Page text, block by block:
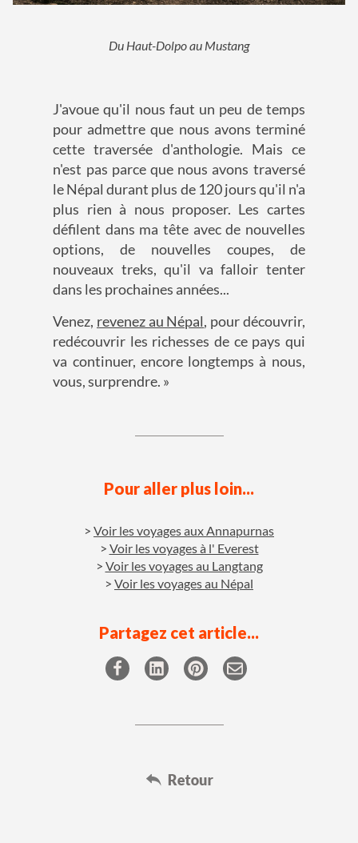
Du Haut-Dolpo au Mustang
J'avoue qu'il nous faut un peu de temps
pour admettre que nous avons terminé
cette traversée d'anthologie. Mais ce
n'est pas parce que nous avons traversé
le Népal durant plus de 120 jours qu'il n'a
plus rien à nous proposer. Les cartes
défilent dans ma tête avec de nouvelles
options, de nouvelles coupes, de
nouveaux treks, qu'il va falloir tenter
dans les prochaines années...
Venez, revenez au Népal, pour découvrir,
redécouvrir les richesses de ce pays qui
va continuer, encore longtemps à nous,
vous, surprendre. »
Pour aller plus loin...
Voir les voyages aux Annapurnas
Voir les voyages à l' Everest
Voir les voyages au Langtang
Voir les voyages au Népal
Partagez cet article...